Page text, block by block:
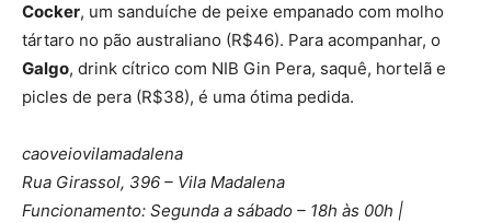
Cocker, um sanduíche de peixe empanado com molho
tártaro no pão australiano (R$46). Para acompanhar, o
Galgo, drink cítrico com NIB Gin Pera, saquê, hortelã e
picles de pera (R$38), é uma ótima pedida.
caoveiovilamadalena
Rua Girassol, 396 – Vila Madalena
Funcionamento: Segunda a sábado – 18h às 00h |